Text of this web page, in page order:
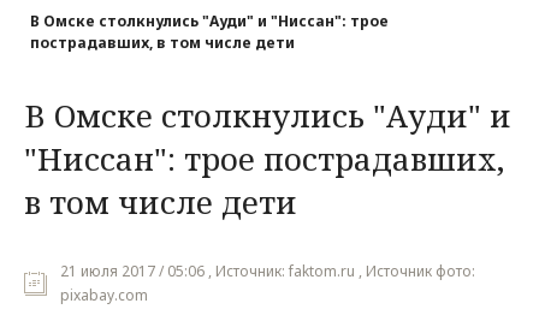
Финансы
Наука
Культура
Общество
Мнения
В Омске столкнулись "Ауди" и "Ниссан": трое
пострадавших, в том числе дети
В Омске столкнулись "Ауди" и
"Ниссан": трое пострадавших,
в том числе дети
21 июля 2017 / 05:06 , Источник: faktom.ru , Источник фото:
pixabay.com